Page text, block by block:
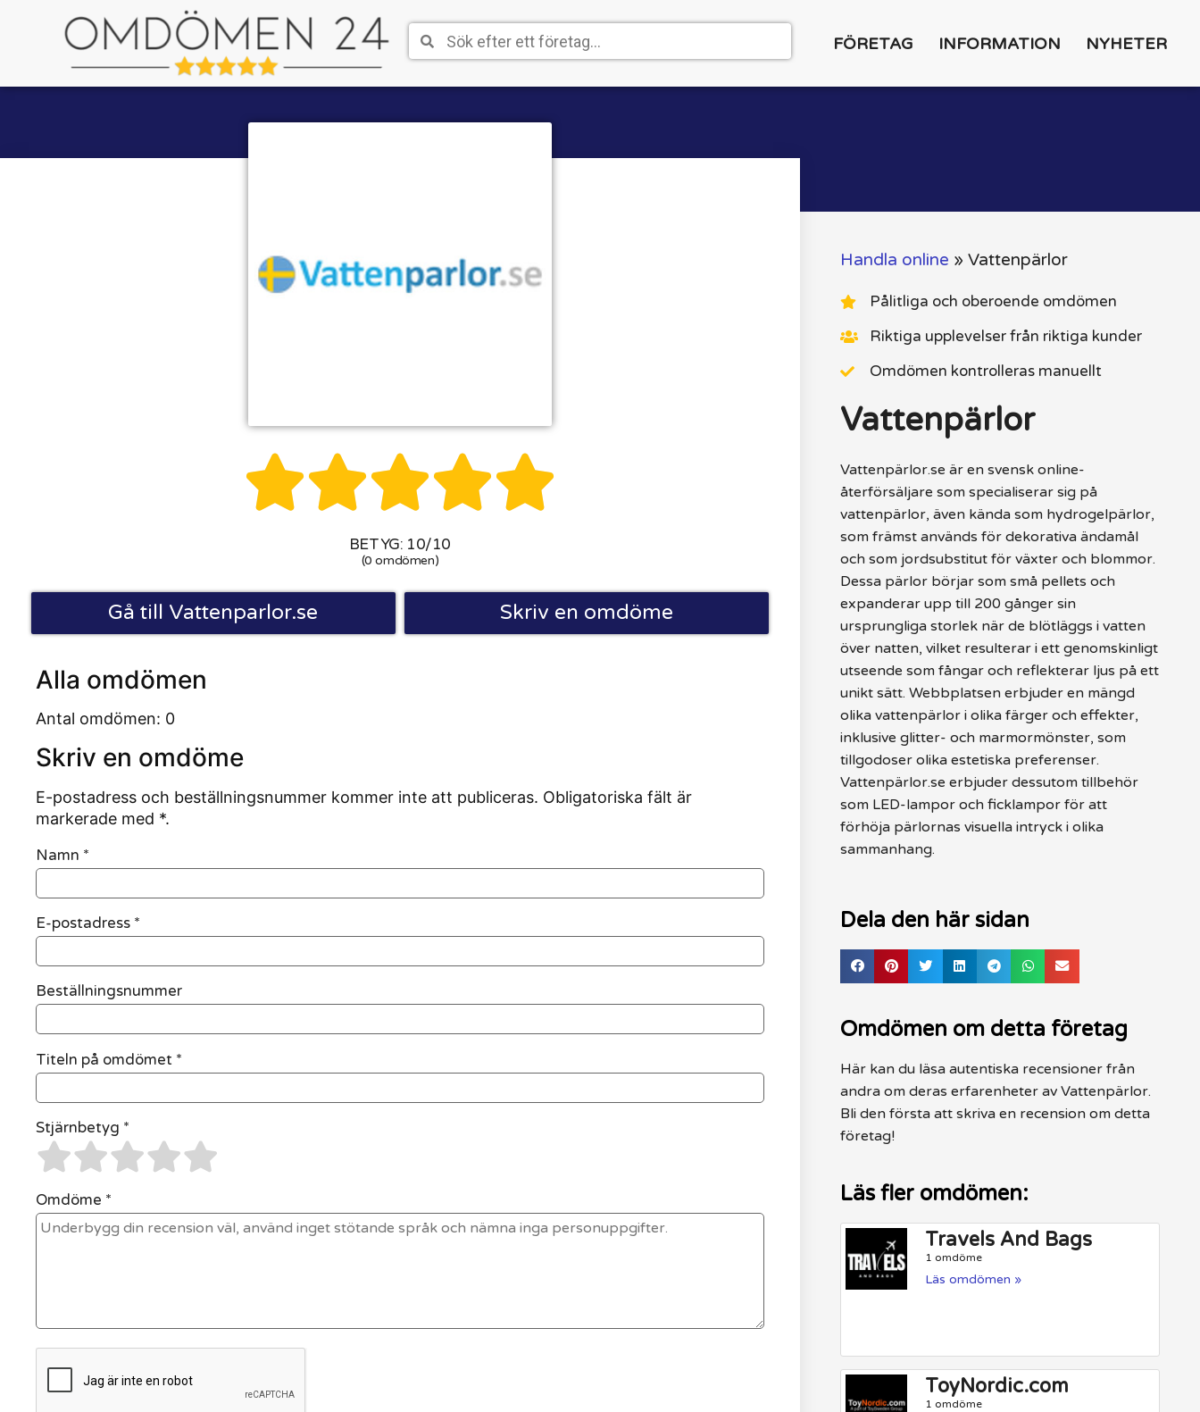
FÖRETAG INFORMATION NYHETER

BETYG: 10/10
(0 omdömen)
Gå till Vattenparlor.se Skriv en omdöme
Alla omdömen
Antal omdömen: 0
Skriv en omdöme
E-postadress och beställningsnummer kommer inte att publiceras. Obligatoriska fält är
markerade med *.
Namn *
E-postadress *
Beställningsnummer
Titeln på omdömet *
Stjärnbetyg *
Omdöme *
Handla online » Vattenpärlor
Pålitliga och oberoende omdömen
Riktiga upplevelser från riktiga kunder
Omdömen kontrolleras manuellt
Vattenpärlor
Vattenpärlor.se är en svensk online-
återförsäljare som specialiserar sig på
vattenpärlor, även kända som hydrogelpärlor,
som främst används för dekorativa ändamål
och som jordsubstitut för växter och blommor.
Dessa pärlor börjar som små pellets och
expanderar upp till 200 gånger sin
ursprungliga storlek när de blötläggs i vatten
över natten, vilket resulterar i ett genomskinligt
utseende som fångar och reflekterar ljus på ett
unikt sätt. Webbplatsen erbjuder en mängd
olika vattenpärlor i olika färger och effekter,
inklusive glitter- och marmormönster, som
tillgodoser olika estetiska preferenser.
Vattenpärlor.se erbjuder dessutom tillbehör
som LED-lampor och ficklampor för att
förhöja pärlornas visuella intryck i olika
sammanhang.
Dela den här sidan
Omdömen om detta företag
Här kan du läsa autentiska recensioner från
andra om deras erfarenheter av Vattenpärlor.
Bli den första att skriva en recension om detta
företag!
Läs fler omdömen:
Travels And Bags
1 omdöme
Läs omdömen »
ToyNordic.com
1 omdöme